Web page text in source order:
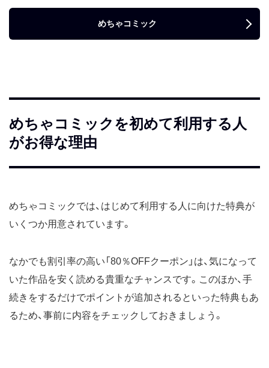
めちゃコミック
めちゃコミックを初めて利用する人
がお得な理由
めちゃコミックでは、はじめて利用する人に向けた特典が
いくつか用意されています。
なかでも割引率の高い「80％OFFクーポン」は、気になって
いた作品を安く読める貴重なチャンスです。このほか、手
続きをするだけでポイントが追加されるといった特典もあ
るため、事前に内容をチェックしておきましょう。